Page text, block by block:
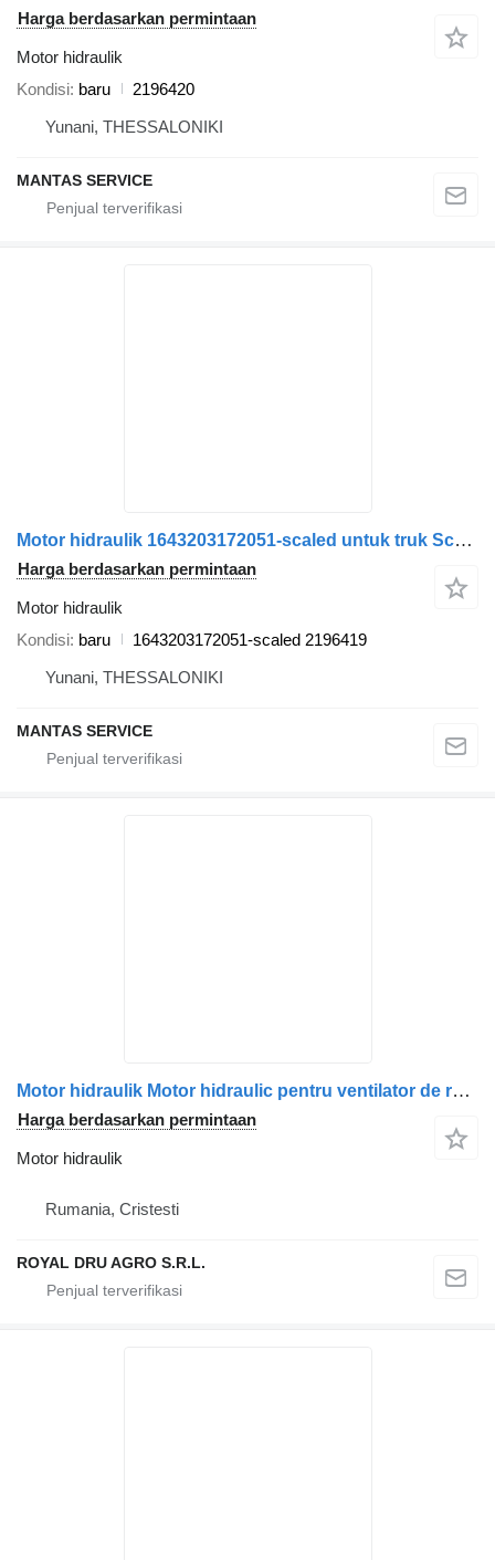
Harga berdasarkan permintaan
Motor hidraulik
Kondisi baru
2196420
Yunani, THESSALONIKI
MANTAS SERVICE
Motor hidraulik 1643203172051-scaled untuk truk Scania
Harga berdasarkan permintaan
Motor hidraulik
Kondisi baru
1643203172051-scaled 2196419
Yunani, THESSALONIKI
MANTAS SERVICE
Motor hidraulik Motor hidraulic pentru ventilator de răcire untuk truk Scania 2196418 2032381 1853889
Harga berdasarkan permintaan
Motor hidraulik
Rumania, Cristesti
ROYAL DRU AGRO S.R.L.